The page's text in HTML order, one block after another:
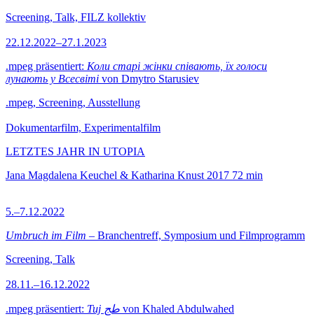
Screening, Talk, FILZ kollektiv
22.12.2022–27.1.2023
.mpeg präsentiert: Коли старі жінки співають, їх голоси
лунають у Всесвіті von Dmytro Starusiev
.mpeg, Screening, Ausstellung
Dokumentarfilm, Experimentalfilm
LETZTES JAHR IN UTOPIA
Jana Magdalena Keuchel & Katharina Knust 2017 72 min
5.–7.12.2022
Umbruch im Film – Branchentreff, Symposium und Filmprogramm
Screening, Talk
28.11.–16.12.2022
.mpeg präsentiert: Tuj طج von Khaled Abdulwahed